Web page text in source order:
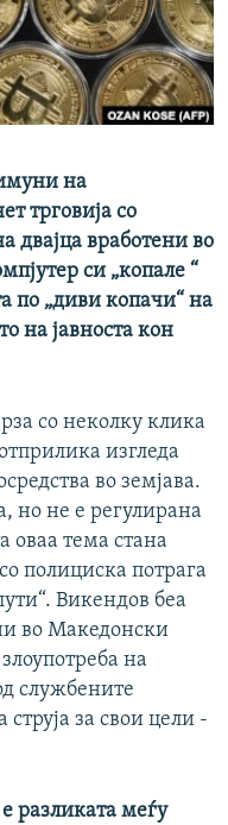
на
трговија со
двајца вработени во
си „копале “
по „диви копачи“ на
на јавноста кон
со неколку клика
изгледа
во земјава.
но не е регулирана
оваа тема стана
полициска потрага
Викендов беа
во Македонски
на
службените
за свои цели -
разликата меѓу